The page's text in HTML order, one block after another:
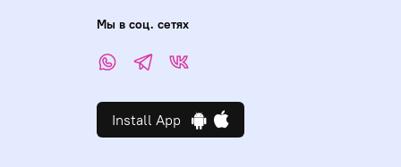
Мы в соц. сетях
Install App